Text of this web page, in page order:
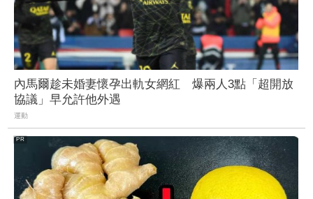
內馬爾趁未婚妻懷孕出軌女網紅 爆兩人3點「超開放
協議」早允許他外遇
運動